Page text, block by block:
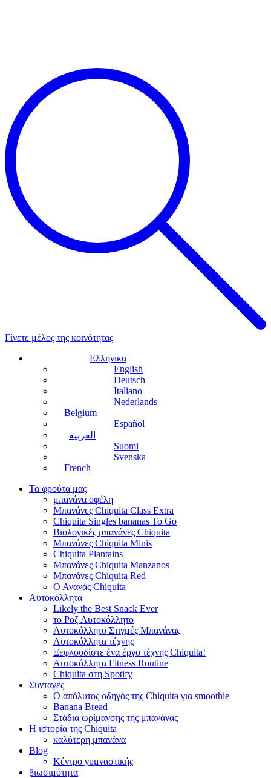
Γίνετε μέλος της κοινότητας
Ελληνικα
English
Deutsch
Italiano
Nederlands
Belgium
Español
العربية
Suomi
Svenska
French
Τα φρούτα μας
μπανάνα οφέλη
Μπανάνες Chiquita Class Extra
Chiquita Singles bananas To Go
Βιολογικές μπανάνες Chiquita
Μπανάνες Chiquita Minis
Chiquita Plantains
Μπανάνες Chiquita Manzanos
Μπανάνες Chiquita Red
Ο Ανανάς Chiquita
Αυτοκόλλητα
Likely the Best Snack Ever
το Ροζ Αυτοκόλλητο
Αυτοκόλλητο Στιγμές Μπανάνας
Αυτοκόλλητα τέχνης
Ξεφλουδίστε ένα έργο τέχνης Chiquita!
Αυτοκόλλητα Fitness Routine
Chiquita στη Spotify
Συνταγες
Ο απόλυτος οδηγός της Chiquita για smoothie
Banana Bread
Στάδια ωρίμανσης της μπανάνας
Η ιστορία της Chiquita
καλύτερη μπανάνα
Blog
Κέντρο γυμναστικής
βιωσιμότητα